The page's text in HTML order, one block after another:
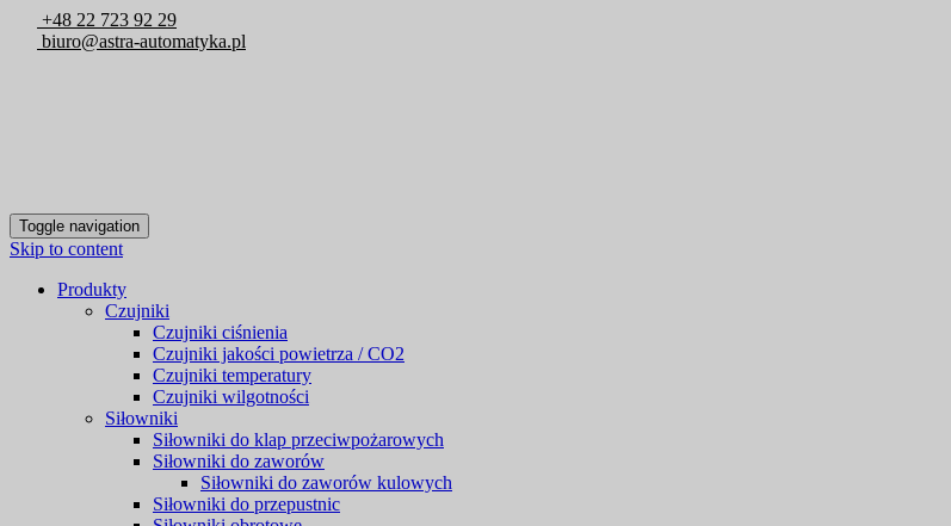
+48 22 723 92 29
biuro@astra-automatyka.pl
Toggle navigation
Skip to content
Produkty
Czujniki
Czujniki ciśnienia
Czujniki jakości powietrza / CO2
Czujniki temperatury
Czujniki wilgotności
Siłowniki
Siłowniki do klap przeciwpożarowych
Siłowniki do zaworów
Siłowniki do zaworów kulowych
Siłowniki do przepustnic